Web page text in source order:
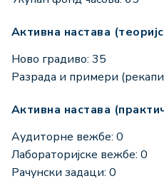
Активна настава
Ново градиво: 35
Разрада и примери
Активна настава
Аудиторне вежбе: 0
Лабораторијске вежбе: 0
Рачунски задаци: 0